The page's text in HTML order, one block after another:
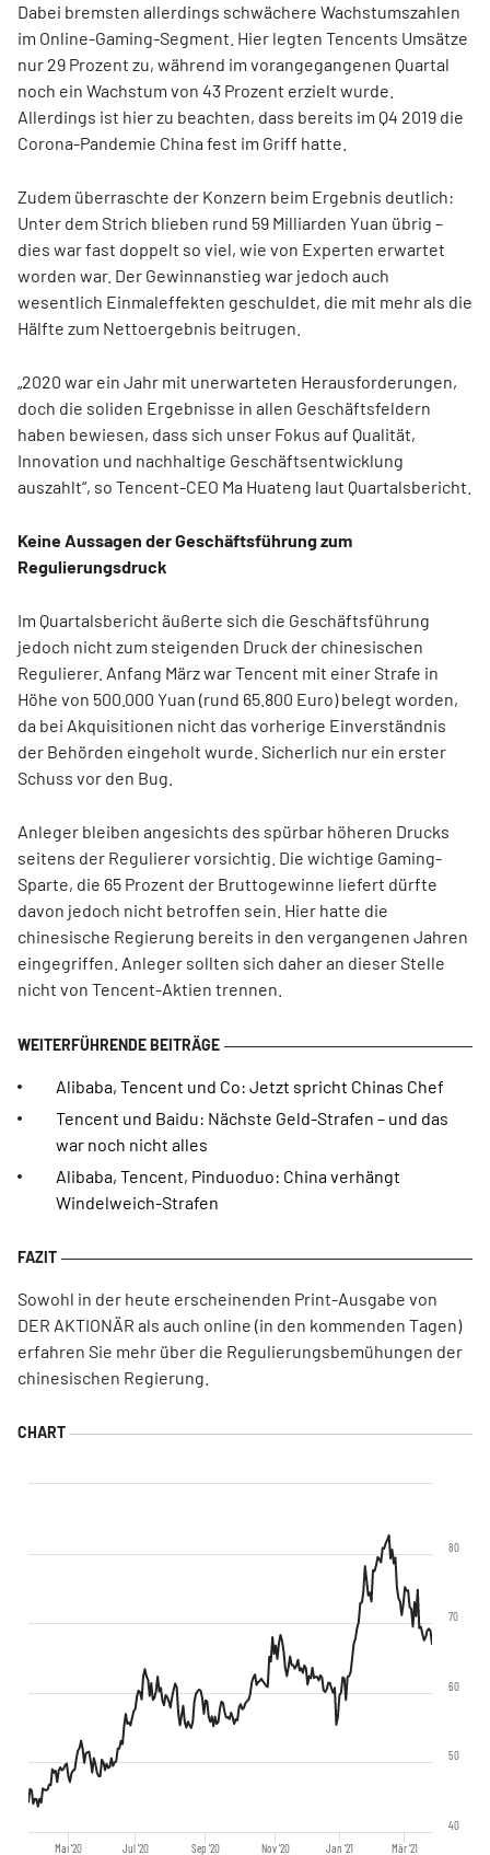
Dabei bremsten allerdings schwächere Wachstumszahlen
im Online-Gaming-Segment. Hier legten Tencents Umsätze
nur 29 Prozent zu, während im vorangegangenen Quartal
noch ein Wachstum von 43 Prozent erzielt wurde.
Allerdings ist hier zu beachten, dass bereits im Q4 2019 die
Corona-Pandemie China fest im Griff hatte.
Zudem überraschte der Konzern beim Ergebnis deutlich:
Unter dem Strich blieben rund 59 Milliarden Yuan übrig –
dies war fast doppelt so viel, wie von Experten erwartet
worden war. Der Gewinnanstieg war jedoch auch
wesentlich Einmaleffekten geschuldet, die mit mehr als die
Hälfte zum Nettoergebnis beitrugen.
„2020 war ein Jahr mit unerwarteten Herausforderungen,
doch die soliden Ergebnisse in allen Geschäftsfeldern
haben bewiesen, dass sich unser Fokus auf Qualität,
Innovation und nachhaltige Geschäftsentwicklung
auszahlt“, so Tencent-CEO Ma Huateng laut Quartalsbericht.
Keine Aussagen der Geschäftsführung zum
Regulierungsdruck
Im Quartalsbericht äußerte sich die Geschäftsführung
jedoch nicht zum steigenden Druck der chinesischen
Regulierer. Anfang März war Tencent mit einer Strafe in
Höhe von 500.000 Yuan (rund 65.800 Euro) belegt worden,
da bei Akquisitionen nicht das vorherige Einverständnis
der Behörden eingeholt wurde. Sicherlich nur ein erster
Schuss vor den Bug.
Anleger bleiben angesichts des spürbar höheren Drucks
seitens der Regulierer vorsichtig. Die wichtige Gaming-
Sparte, die 65 Prozent der Bruttogewinne liefert dürfte
davon jedoch nicht betroffen sein. Hier hatte die
chinesische Regierung bereits in den vergangenen Jahren
eingegriffen. Anleger sollten sich daher an dieser Stelle
nicht von Tencent-Aktien trennen.
Alibaba, Tencent und Co: Jetzt spricht Chinas Chef
Tencent und Baidu: Nächste Geld-Strafen – und das
war noch nicht alles
Alibaba, Tencent, Pinduoduo: China verhängt
Windelweich-Strafen
Sowohl in der heute erscheinenden Print-Ausgabe von
DER AKTIONÄR als auch online (in den kommenden Tagen)
erfahren Sie mehr über die Regulierungsbemühungen der
chinesischen Regierung.
Mai '20 Jul '20 Sep '20 Nov '20 Jan '21 Mär '21
40
50
60
70
80